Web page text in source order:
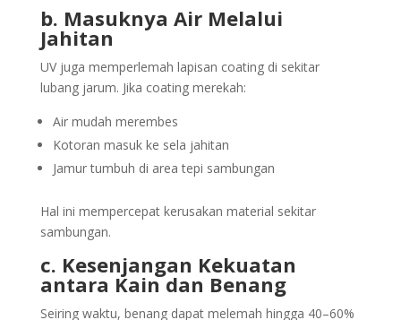
b. Masuknya Air Melalui
Jahitan
UV juga memperlemah lapisan coating di sekitar
lubang jarum. Jika coating merekah:
Air mudah merembes
Kotoran masuk ke sela jahitan
Jamur tumbuh di area tepi sambungan
Hal ini mempercepat kerusakan material sekitar
sambungan.
c. Kesenjangan Kekuatan
antara Kain dan Benang
Seiring waktu, benang dapat melemah hingga 40–60%